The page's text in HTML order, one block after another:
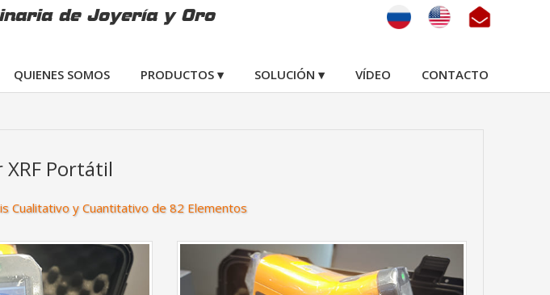
de Joyería y Oro
QUIENES SOMOS PRODUCTOS ▾ SOLUCIÓN ▾ VÍDEO CONTACTO
XRF Portátil
Cualitativo y Cuantitativo de 82 Elementos